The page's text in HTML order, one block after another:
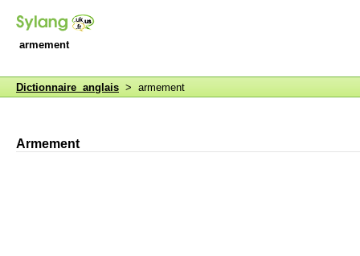
armement
Dictionnaire anglais > armement
Armement